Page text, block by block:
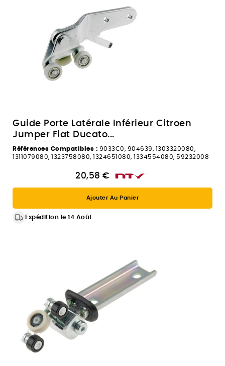
Guide Porte Latérale Inférieur Citroen
Jumper Fiat Ducato...
Références Compatibles : 9033C0, 904639, 1303320080,
1311079080, 1323758080, 1324651080, 1334554080, 59232008
20,58 €
Ajouter Au Panier
Expédition le 14 Août